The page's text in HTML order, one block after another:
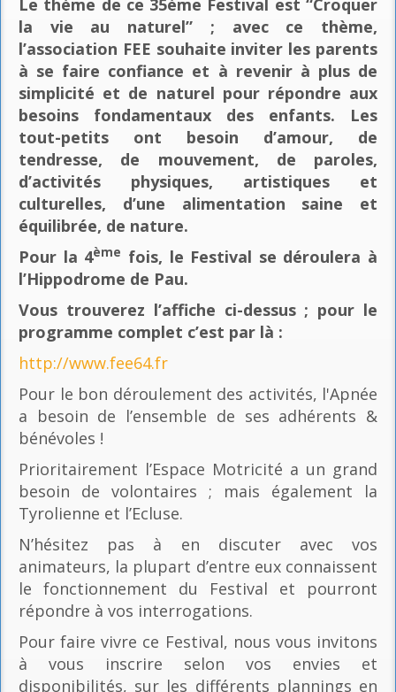
la vie au naturel” ; avec ce thème,
l’association FEE souhaite inviter les parents
à se faire confiance et à revenir à plus de
simplicité et de naturel pour répondre aux
besoins fondamentaux des enfants. Les
tout-petits ont besoin d’amour, de
tendresse, de mouvement, de paroles,
d’activités physiques, artistiques et
culturelles, d’une alimentation saine et
équilibrée, de nature.
Pour la 4ème fois, le Festival se déroulera à
l’Hippodrome de Pau.
Vous trouverez l’affiche ci-dessus ; pour le
programme complet c’est par là :
http://www.fee64.fr
Pour le bon déroulement des activités, l'Apnée
a besoin de l’ensemble de ses adhérents &
bénévoles !
Prioritairement l’Espace Motricité a un grand
besoin de volontaires ; mais également la
Tyrolienne et l’Ecluse.
N’hésitez pas à en discuter avec vos
animateurs, la plupart d’entre eux connaissent
le fonctionnement du Festival et pourront
répondre à vos interrogations.
Pour faire vivre ce Festival, nous vous invitons
à vous inscrire selon vos envies et
disponibilités, sur les différents plannings en